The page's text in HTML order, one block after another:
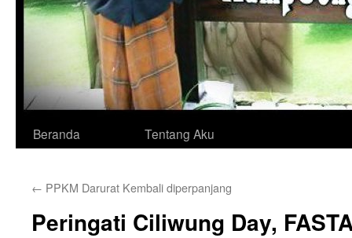
Langsung
isi
Beranda Tentang Aku
← PPKM Darurat Kembali diperpanjang
Peringati Ciliwung Day,